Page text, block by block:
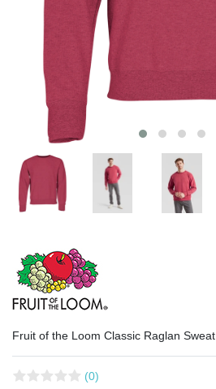
Fruit of the Loom Classic Raglan Sweat
(0)